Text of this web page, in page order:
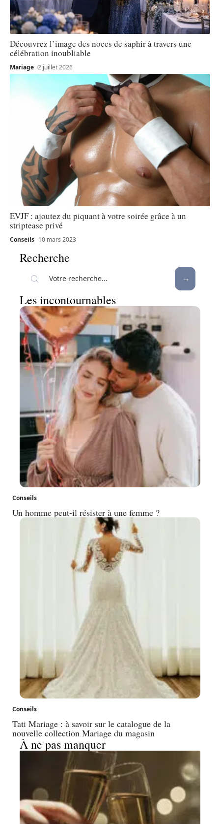
Découvrez l’image des noces de saphir à travers une
célébration inoubliable
Mariage 2 juillet 2026
EVJF : ajoutez du piquant à votre soirée grâce à un
striptease privé
Conseils 10 mars 2023
Recherche
Les incontournables
Conseils
Un homme peut-il résister à une femme ?
Conseils
Tati Mariage : à savoir sur le catalogue de la
nouvelle collection Mariage du magasin
À ne pas manquer